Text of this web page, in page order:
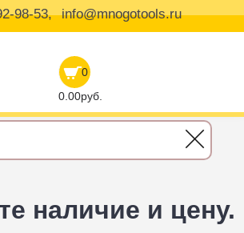
98-53, info@mnogotools.ru
0
0.00руб.
наличие и цену.